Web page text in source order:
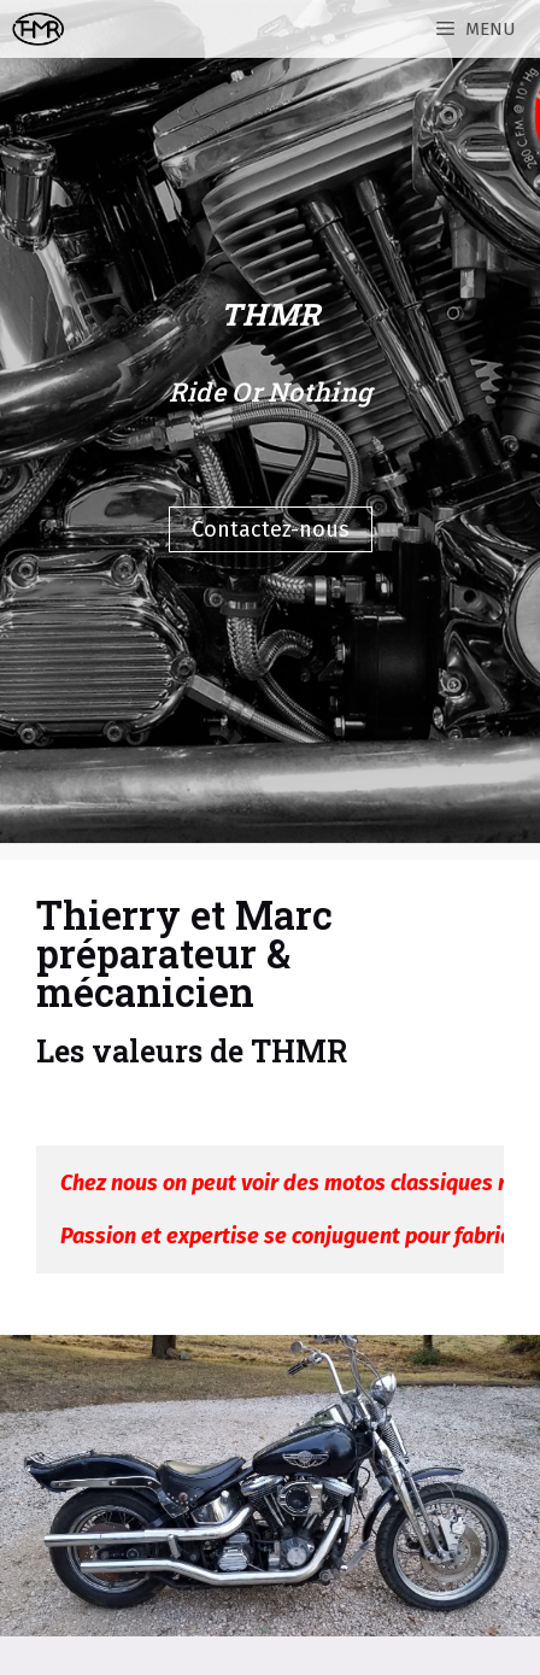
MENU
THMR
Ride Or Nothing
Contactez-nous
Thierry et Marc
préparateur &
mécanicien
Les valeurs de THMR
Chez nous on peut voir des motos classiques
Passion et expertise se conjuguent pour